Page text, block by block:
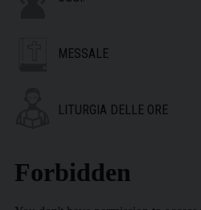
MESSALE
LITURGIA DELLE ORE